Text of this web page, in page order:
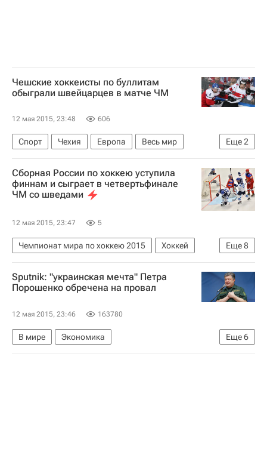
Чешские хоккеисты по буллитам
обыграли швейцарцев в матче ЧМ
12 мая 2015, 23:48 606
Еще2
Спорт Чехия Европа
Весь мир
Чемпионат мира по хоккею 2019
Чемпионат мира по хоккею 2015 года
Сборная России по хоккею уступила
финнам и сыграет в четвертьфинале
ЧМ со шведами
12 мая 2015, 23:47 5
Еще8
Чемпионат мира по хоккею 2015
Хоккей
Спорт
Чемпионат мира по хоккею
Финляндия
Артемий Панарин
Сергей Мозякин
Йоонас Донской
Александр Барков
Sputnik: "украинская мечта" Петра
Порошенко обречена на провал
12 мая 2015, 23:46 163780
Еще6
В мире
Экономика
Реакция на события на Украине
Украина